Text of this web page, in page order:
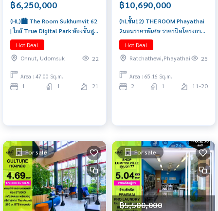
฿6,250,000
(HL)🏙️ The Room Sukhumvit 62
| ใกล้ True Digital Park ห้องชั้นสูง
วิวเมือง 47 ตร.ม.
Hot Deal
Onnut, Udomsuk
22
Area : 47.00 Sq.m.
1 1 21
฿10,690,000
(hLชั้น12) THE ROOM Phayathai
2นอนราคาพิเศษ ราคาปิดโครงการ
ตกแต่งพร้อมเข้าอยู่ 10 ล้านกว่า 📲
𝟎𝟔𝟒-𝟕𝟗𝟒𝟒𝟐𝟔𝟑(คุณน้ำ)
Hot Deal
Ratchathewi,Phayathai
25
Area : 65.16 Sq.m.
2 1 11-20
For sale For sale
฿5,500,000